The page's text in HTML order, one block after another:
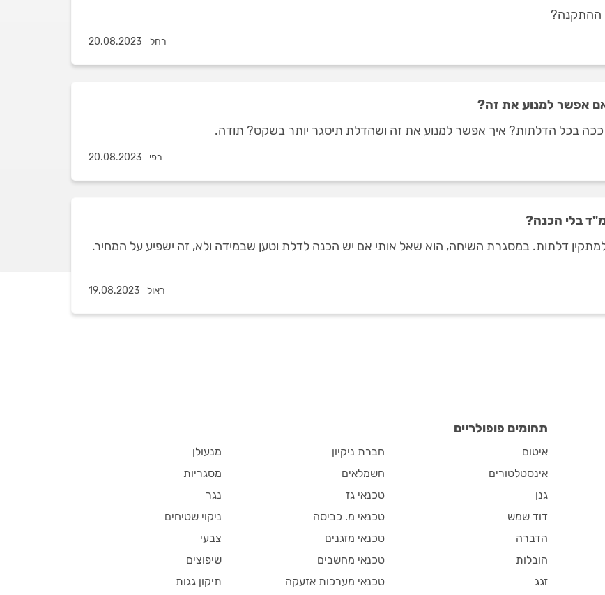
ההתקנה?
רחל 20.08.2023
אפשר למנוע את זה?
בכל הדלתות? איך אפשר למנוע את זה ושהדלת תיסגר יותר בשקט? תודה.
רפי 20.08.2023
בלי הכנה?
דלתות. במסגרת השיחה, הוא שאל אותי אם יש הכנה לדלת וטען שבמידה ולא, זה ישפיע על המחיר.
ראול 19.08.2023
תחומים פופולריים
איטום
אינסטלטורים
גנן
דוד שמש
הדברה
הובלות
זגג
חברת ניקיון
חשמלאים
טכנאי גז
טכנאי מ. כביסה
טכנאי מזגנים
טכנאי מחשבים
טכנאי מערכות אזעקה
מנעולן
מסגריות
נגר
ניקוי שטיחים
צבעי
שיפוצים
תיקון גגות